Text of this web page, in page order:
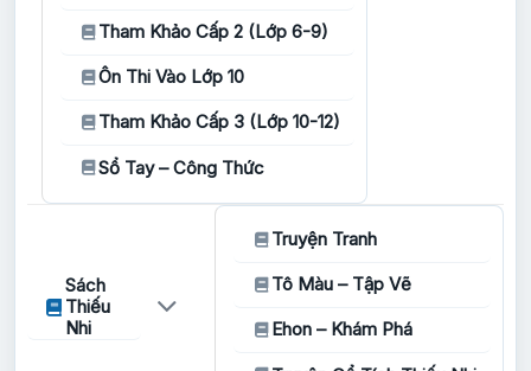
Tham Khảo Cấp 2 (Lớp 6-9)
Ôn Thi Vào Lớp 10
Tham Khảo Cấp 3 (Lớp 10-12)
Sổ Tay – Công Thức
Sách
Thiếu
Nhi
Truyện Tranh
Tô Màu – Tập Vẽ
Ehon – Khám Phá